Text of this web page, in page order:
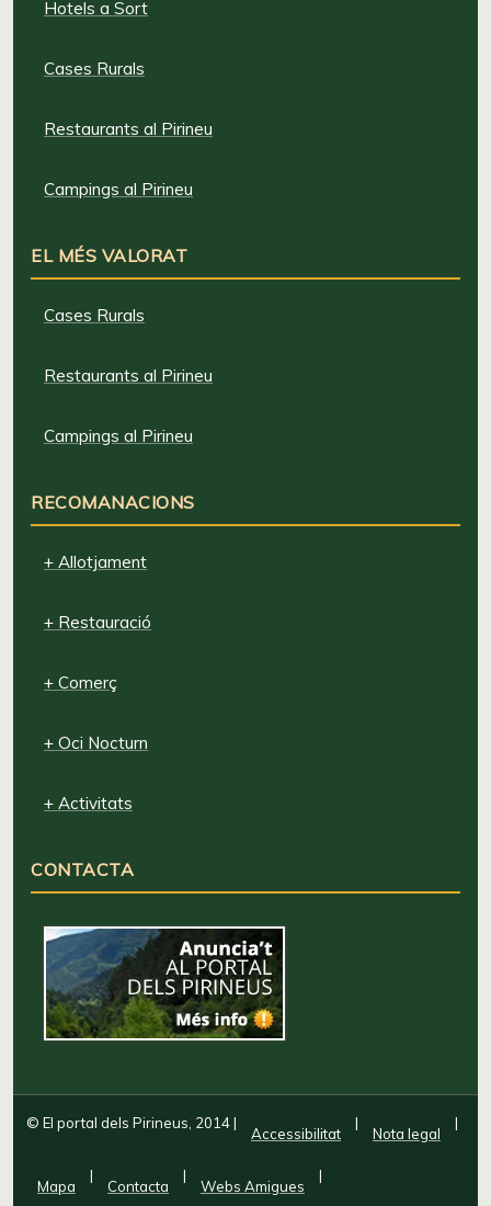
Hotels a Sort
Cases Rurals
Restaurants al Pirineu
Campings al Pirineu
EL MÉS VALORAT
Cases Rurals
Restaurants al Pirineu
Campings al Pirineu
RECOMANACIONS
+ Allotjament
+ Restauració
+ Comerç
+ Oci Nocturn
+ Activitats
CONTACTA
© El portal dels Pirineus, 2014|
Accessibilitat
|
Nota legal
|
Mapa
|
Contacta
|
Webs Amigues
|